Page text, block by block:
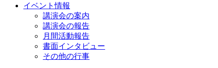
イベント情報
講演会の案内
講演会の報告
月間活動報告
書面インタビュー
その他の行事